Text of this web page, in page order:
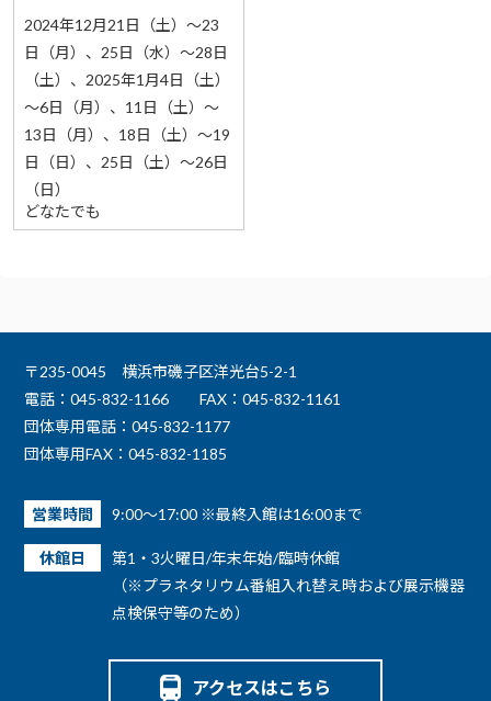
2024年12月21日（土）～23
日（月）、25日（水）～28日
（土）、2025年1月4日（土）
～6日（月）、11日（土）～
13日（月）、18日（土）～19
日（日）、25日（土）～26日
（日）
どなたでも
〒235-0045 横浜市磯子区洋光台5-2-1
電話：045-832-1166
FAX：045-832-1161
団体専用電話：045-832-1177
団体専用FAX：045-832-1185
営業時間 9:00～17:00 ※最終入館は16:00まで
休館日
第1・3火曜日/年末年始/臨時休館
（※プラネタリウム番組入れ替え時および展示機器
点検保守等のため）
アクセスはこちら